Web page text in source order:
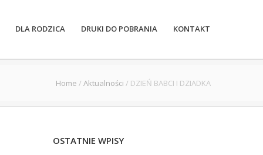
DLA RODZICA DRUKI DO POBRANIA KONTAKT
Home / Aktualności / DZIEŃ BABCI I DZIADKA
OSTATNIE WPISY